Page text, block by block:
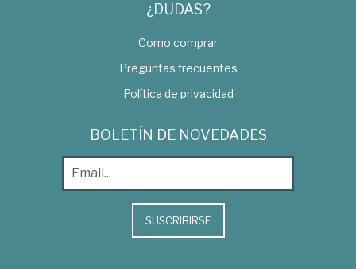
¿DUDAS?
Como comprar
Preguntas frecuentes
Política de privacidad
BOLETÍN DE NOVEDADES
SUSCRIBIRSE